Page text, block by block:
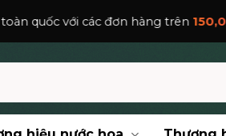
các đơn hàng trên150,000₫.